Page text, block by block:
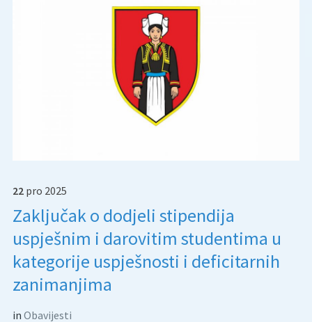
22 pro 2025
Zaključak o dodjeli stipendija
uspješnim i darovitim studentima u
kategorije uspješnosti i deficitarnih
zanimanjima
in Obavijesti